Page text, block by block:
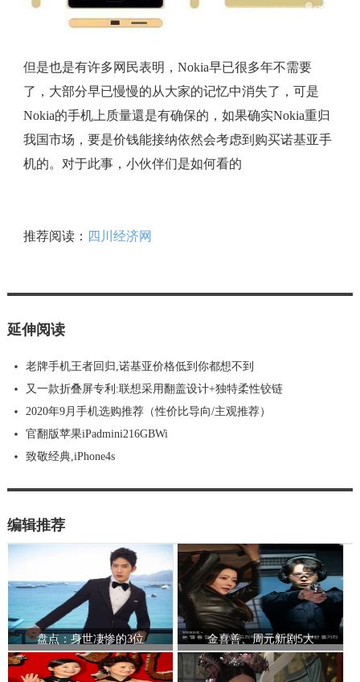
但是也是有许多网民表明，Nokia早已很多年不需要
了，大部分早已慢慢的从大家的记忆中消失了，可是
Nokia的手机上质量還是有确保的，如果确实Nokia重归
我国市场，要是价钱能接纳依然会考虑到购买诺基亚手
机的。对于此事，小伙伴们是如何看的
推荐阅读： 四川经济网
延伸阅读
老牌手机王者回归,诺基亚价格低到你都想不到
又一款折叠屏专利:联想采用翻盖设计+独特柔性铰链
2020年9月手机选购推荐（性价比导向/主观推荐）
官翻版苹果iPadmini216GBWi
致敬经典,iPhone4s
编辑推荐
盘点：身世凄惨的3位 金喜善、周元新剧5大